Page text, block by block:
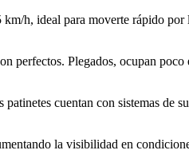
h, ideal para moverte rápido
perfectos. Plegados, ocupan
cuentan con sistemas de
la visibilidad en